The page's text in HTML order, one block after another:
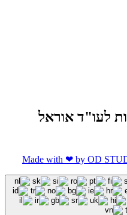
לעו"ד אוראל
Made with ❤ by OD